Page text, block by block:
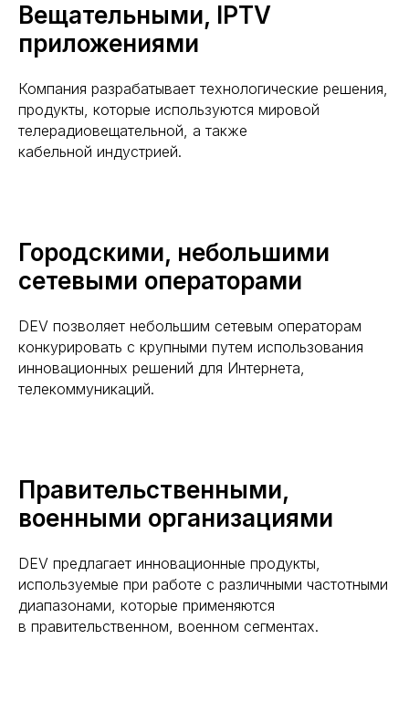
Вещательными, IPTV
приложениями
Компания разрабатывает технологические решения,
продукты, которые используются мировой
телерадиовещательной, а также
кабельной индустрией.
Городскими, небольшими
сетевыми операторами
DEV позволяет небольшим сетевым операторам
конкурировать с крупными путем использования
инновационных решений для Интернета,
телекоммуникаций.
Правительственными,
военными организациями
DEV предлагает инновационные продукты,
используемые при работе с различными частотными
диапазонами, которые применяются
в правительственном, военном сегментах.